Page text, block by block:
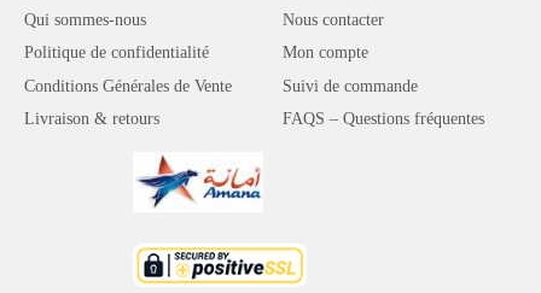
Qui sommes-nous
Politique de confidentialité
Conditions Générales de Vente
Livraison & retours
Nous contacter
Mon compte
Suivi de commande
FAQS – Questions fréquentes